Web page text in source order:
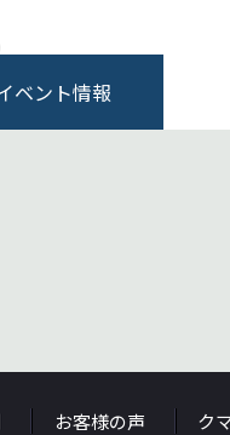
ベント情報
お客様の声 ク